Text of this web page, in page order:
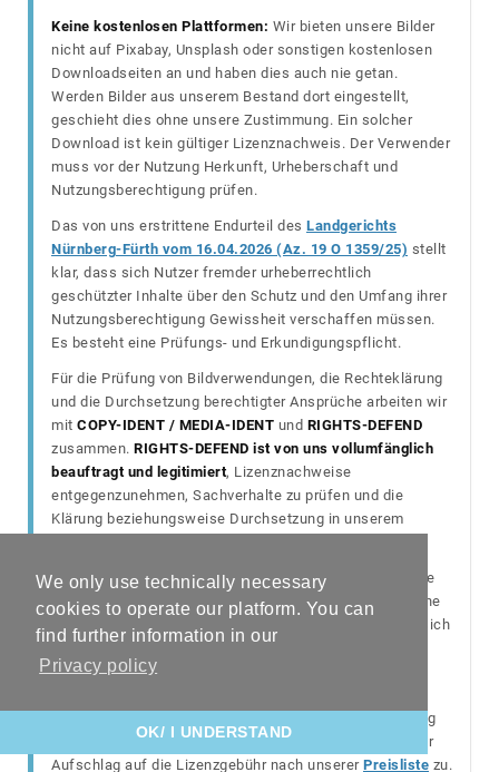
We only use technically necessary
cookies to operate our platform. You can
find further information in our
Privacy policy
OK/ I UNDERSTAND
Keine kostenlosen Plattformen: Wir bieten unsere Bilder
nicht auf Pixabay, Unsplash oder sonstigen kostenlosen
Downloadseiten an und haben dies auch nie getan.
Werden Bilder aus unserem Bestand dort eingestellt,
geschieht dies ohne unsere Zustimmung. Ein solcher
Download ist kein gültiger Lizenznachweis. Der Verwender
muss vor der Nutzung Herkunft, Urheberschaft und
Nutzungsberechtigung prüfen.
Das von uns erstrittene Endurteil des Landgerichts
Nürnberg-Fürth vom 16.04.2026 (Az. 19 O 1359/25) stellt
klar, dass sich Nutzer fremder urheberrechtlich
geschützter Inhalte über den Schutz und den Umfang ihrer
Nutzungsberechtigung Gewissheit verschaffen müssen.
Es besteht eine Prüfungs- und Erkundigungspflicht.
Für die Prüfung von Bildverwendungen, die Rechteklärung
und die Durchsetzung berechtigter Ansprüche arbeiten wir
mit COPY-IDENT / MEDIA-IDENT und RIGHTS-DEFEND
zusammen. RIGHTS-DEFEND ist von uns vollumfänglich
beauftragt und legitimiert, Lizenznachweise
entgegenzunehmen, Sachverhalte zu prüfen und die
Klärung beziehungsweise Durchsetzung in unserem
Bilddiebstahl, unlizenzierte Bildnutzungen sowie falsche
oder fehlende Urhebernennungen verursachen erhebliche
wirtschaftliche Einbußen. Einzelne Nutzungen können sich
Marketingmaterialien und Webseiten über viele Fälle
summieren. Bei falscher oder fehlender Urhebernennung
steht uns, wie bereits gerichtlichbestätigt
, ein 100%iger
Aufschlag auf die Lizenzgebühr nach unserer Preisliste zu.